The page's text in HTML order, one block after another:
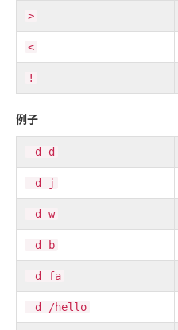
>
<
!
例子
d d
d j
d w
d b
d fa
d /hello